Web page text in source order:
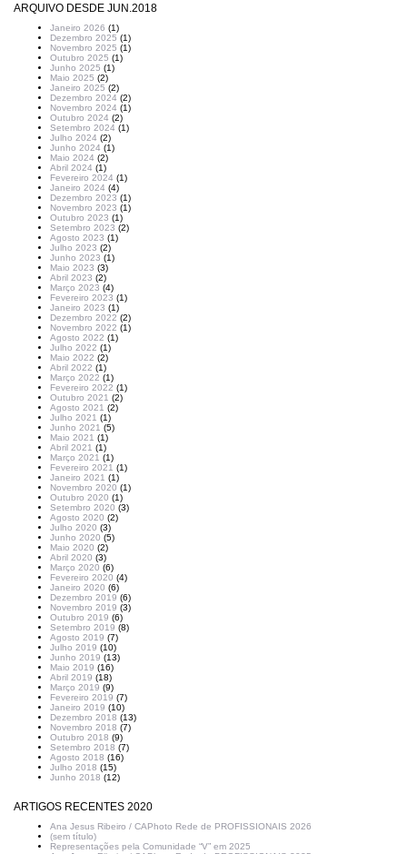
ARQUIVO DESDE JUN.2018
Janeiro 2026 (1)
Dezembro 2025 (1)
Novembro 2025 (1)
Outubro 2025 (1)
Junho 2025 (1)
Maio 2025 (2)
Janeiro 2025 (2)
Dezembro 2024 (2)
Novembro 2024 (1)
Outubro 2024 (2)
Setembro 2024 (1)
Julho 2024 (2)
Junho 2024 (1)
Maio 2024 (2)
Abril 2024 (1)
Fevereiro 2024 (1)
Janeiro 2024 (4)
Dezembro 2023 (1)
Novembro 2023 (1)
Outubro 2023 (1)
Setembro 2023 (2)
Agosto 2023 (1)
Julho 2023 (2)
Junho 2023 (1)
Maio 2023 (3)
Abril 2023 (2)
Março 2023 (4)
Fevereiro 2023 (1)
Janeiro 2023 (1)
Dezembro 2022 (2)
Novembro 2022 (1)
Agosto 2022 (1)
Julho 2022 (1)
Maio 2022 (2)
Abril 2022 (1)
Março 2022 (1)
Fevereiro 2022 (1)
Outubro 2021 (2)
Agosto 2021 (2)
Julho 2021 (1)
Junho 2021 (5)
Maio 2021 (1)
Abril 2021 (1)
Março 2021 (1)
Fevereiro 2021 (1)
Janeiro 2021 (1)
Novembro 2020 (1)
Outubro 2020 (1)
Setembro 2020 (3)
Agosto 2020 (2)
Julho 2020 (3)
Junho 2020 (5)
Maio 2020 (2)
Abril 2020 (3)
Março 2020 (6)
Fevereiro 2020 (4)
Janeiro 2020 (6)
Dezembro 2019 (6)
Novembro 2019 (3)
Outubro 2019 (6)
Setembro 2019 (8)
Agosto 2019 (7)
Julho 2019 (10)
Junho 2019 (13)
Maio 2019 (16)
Abril 2019 (18)
Março 2019 (9)
Fevereiro 2019 (7)
Janeiro 2019 (10)
Dezembro 2018 (13)
Novembro 2018 (7)
Outubro 2018 (9)
Setembro 2018 (7)
Agosto 2018 (16)
Julho 2018 (15)
Junho 2018 (12)
ARTIGOS RECENTES 2020
Ana Jesus Ribeiro / CAPhoto Rede de PROFISSIONAIS 2026
(sem título)
Representações pela Comunidade “V” em 2025